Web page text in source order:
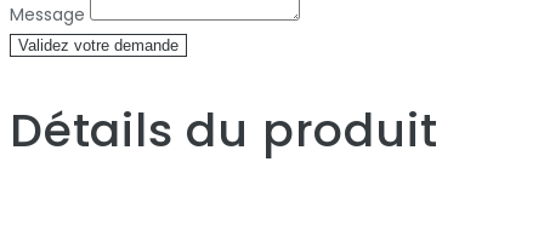
Message
Validez votre demande
Détails du produit